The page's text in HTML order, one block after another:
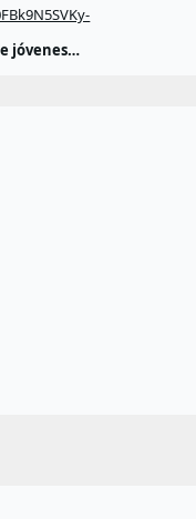
jóvenes…